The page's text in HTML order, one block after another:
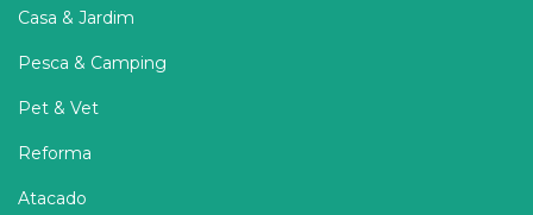
Casa & Jardim
Pesca & Camping
Pet & Vet
Reforma
Atacado